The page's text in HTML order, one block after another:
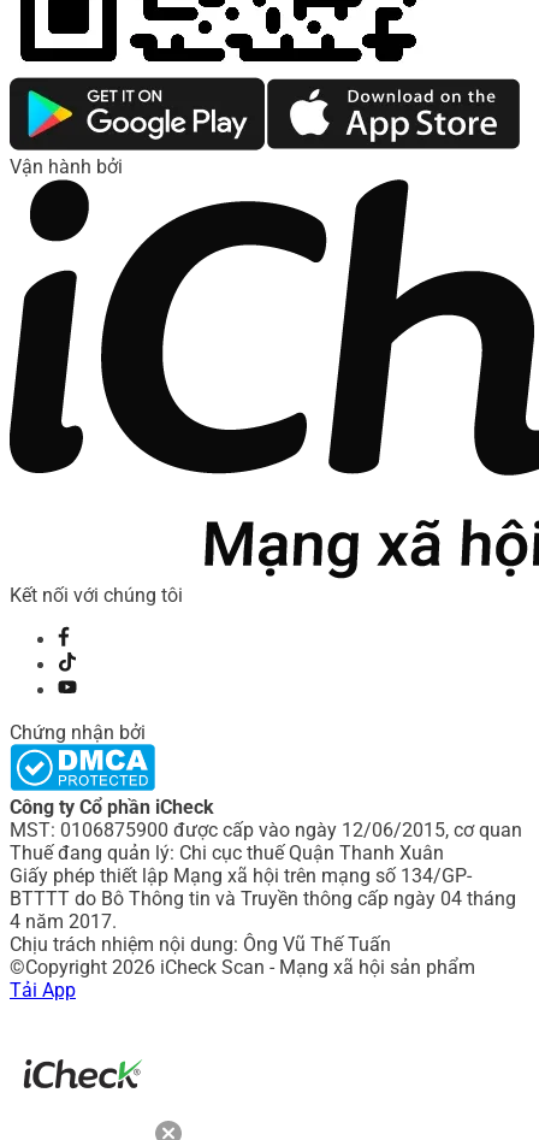
Vận hành bởi
Kết nối với chúng tôi
Chứng nhận bởi
Công ty Cổ phần iCheck
MST: 0106875900 được cấp vào ngày 12/06/2015, cơ quan
Thuế đang quản lý: Chi cục thuế Quận Thanh Xuân
Giấy phép thiết lập Mạng xã hội trên mạng số 134/GP-
BTTTT do Bô Thông tin và Truyền thông cấp ngày 04 tháng
4 năm 2017.
Chịu trách nhiệm nội dung: Ông Vũ Thế Tuấn
©Copyright 2026 iCheck Scan - Mạng xã hội sản phẩm
Tải App